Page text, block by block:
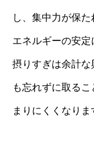
し、集中力が保
エネルギーの安
摂りすぎは余計な
も忘れずに取る
まりにくくなりま